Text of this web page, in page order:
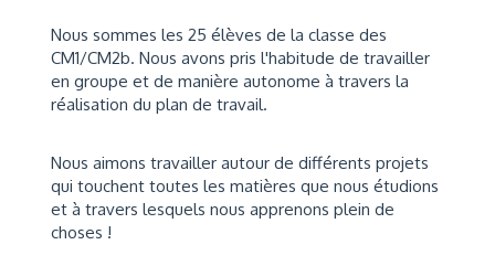
Nous sommes les 25 élèves de la classe des
CM1/CM2b. Nous avons pris l'habitude de travailler
en groupe et de manière autonome à travers la
réalisation du plan de travail.
Nous aimons travailler autour de différents projets
qui touchent toutes les matières que nous étudions
et à travers lesquels nous apprenons plein de
choses !